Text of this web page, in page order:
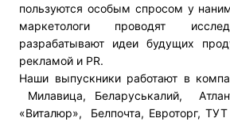
пользуются особым спросом у
маркетологи проводят
разрабатывают идеи будущих
рекламой и PR.
Наши выпускники работают в
Милавица, Беларуськалий,
«Виталюр», Белпочта, Евроторг,